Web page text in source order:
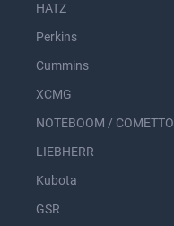
HATZ
Perkins
Cummins
XCMG
NOTEBOOM / COMETTO
LIEBHERR
Kubota
GSR